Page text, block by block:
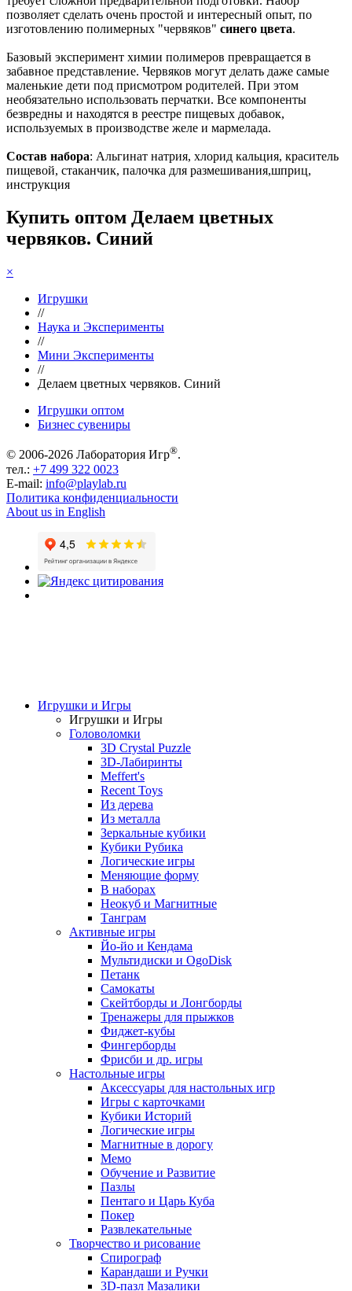
позволяет сделать очень простой и интересный опыт, по
изготовлению полимерных "червяков" синего цвета.
Базовый эксперимент химии полимеров превращается в
забавное представление. Червяков могут делать даже самые
маленькие дети под присмотром родителей. При этом
необязательно использовать перчатки. Все компоненты
безвредны и находятся в реестре пищевых добавок,
используемых в производстве желе и мармелада.
Состав набора: Альгинат натрия, хлорид кальция, краситель
пищевой, стаканчик, палочка для размешивания,шприц,
инструкция
Купить оптом Делаем цветных
червяков. Синий
×
Игрушки
//
Наука и Эксперименты
//
Мини Эксперименты
//
Делаем цветных червяков. Синий
Игрушки оптом
Бизнес сувениры
© 2006-2026 Лаборатория Игр®.
тел.: +7 499 322 0023
E-mail: info@playlab.ru
Политика конфиденциальности
About us in English
Игрушки и Игры
Игрушки и Игры
Головоломки
3D Crystal Puzzle
3D-Лабиринты
Meffert's
Recent Toys
Из дерева
Из металла
Зеркальные кубики
Кубики Рубика
Логические игры
Меняющие форму
В наборах
Неокуб и Магнитные
Танграм
Активные игры
Йо-йо и Кендама
Мультидиски и OgoDisk
Петанк
Самокаты
Скейтборды и Лонгборды
Тренажеры для прыжков
Фиджет-кубы
Фингерборды
Фрисби и др. игры
Настольные игры
Аксессуары для настольных игр
Игры с карточками
Кубики Историй
Логические игры
Магнитные в дорогу
Мемо
Обучение и Развитие
Пазлы
Пентаго и Царь Куба
Покер
Развлекательные
Творчество и рисование
Спирограф
Карандаши и Ручки
3D-пазл Мазалики